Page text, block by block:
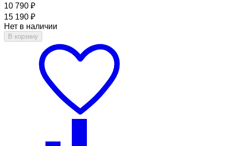
10 790 ₽
15 190 ₽
Нет в наличии
В корзину